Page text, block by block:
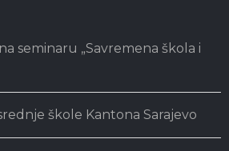
seminaru „Savremena škola i
škole Kantona Sarajevo